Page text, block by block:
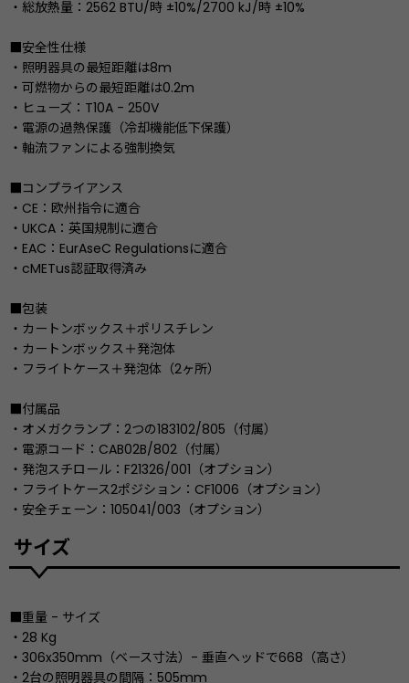
・総放熱量：2562 BTU/時 ±10%/2700 kJ/時 ±10%
■安全性仕様
・照明器具の最短距離は8m
・可燃物からの最短距離は0.2m
・ヒューズ：T10A - 250V
・電源の過熱保護（冷却機能低下保護）
・軸流ファンによる強制換気
■コンプライアンス
・CE：欧州指令に適合
・UKCA：英国規制に適合
・EAC：EurAseC Regulationsに適合
・cMETus認証取得済み
■包装
・カートンボックス＋ポリスチレン
・カートンボックス＋発泡体
・フライトケース＋発泡体（2ヶ所）
■付属品
・オメガクランプ：2つの183102/805（付属）
・電源コード：CAB02B/802（付属）
・発泡スチロール：F21326/001（オプション）
・フライトケース2ポジション：CF1006（オプション）
・安全チェーン：105041/003（オプション）
サイズ
■重量 - サイズ
・28 Kg
・306x350mm（ベース寸法）- 垂直ヘッドで668（高さ）
・2台の照明器具の間隔：505mm